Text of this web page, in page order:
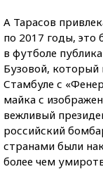
А Тарасов
по 2017 годы, это
в футболе
Бузовой, который
Стамбуле с
майка с
вежливый
российский
странами были
более чем